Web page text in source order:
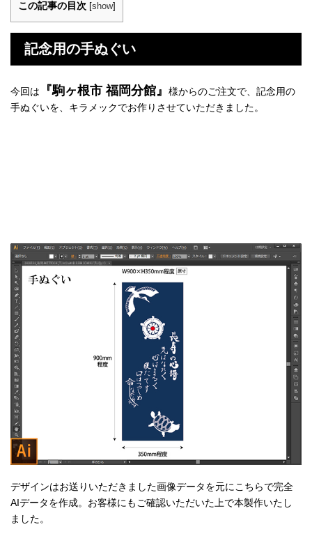
この記事の目次 show]
記念用の手ぬぐい
今回は 『駒ヶ根市 福岡分館』
様からのご注文で、記念用の
手ぬぐいを、キラメックでお作りさせていただきました。
デザインはお送りいただきました画像データを元にこちらで完全
AIデータを作成。お客様にもご確認いただいた上で本製作いたし
ました。